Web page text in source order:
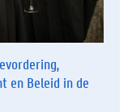
en Beleid in de